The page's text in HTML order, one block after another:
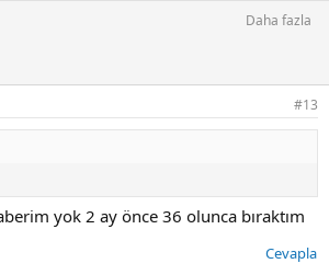
Daha fazla
#13
yok 2 ay önce 36 olunca bıraktım
Cevapla